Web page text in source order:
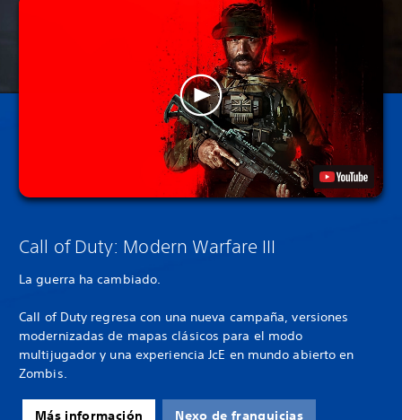
Call of Duty: Modern Warfare III
La guerra ha cambiado.
Call of Duty regresa con una nueva campaña, versiones
modernizadas de mapas clásicos para el modo
multijugador y una experiencia JcE en mundo abierto en
Zombis.
Más información Nexo de franquicias